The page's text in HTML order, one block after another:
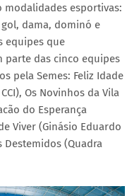
modalidades esportivas:
dama, dominó e
equipes que
parte das cinco equipes
pela Semes: Feliz Idade
Os Novinhos da Vila
do Esperança
Viver (Ginásio Eduardo
Destemidos (Quadra